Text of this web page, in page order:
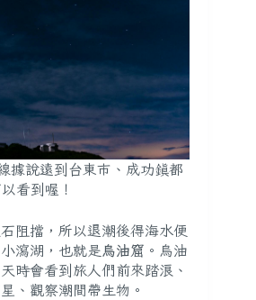
據說遠到台東市、成功鎮都
看到喔！
阻擋，所以退潮後得海水便
瀉湖，也就是烏油窟 。烏油
時會看到旅人們前來踏浪、
、觀察潮間帶生物。